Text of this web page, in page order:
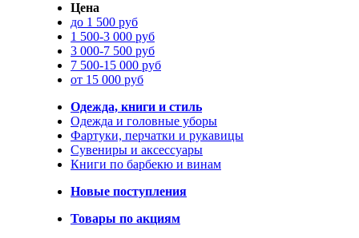
Цена
до 1 500 руб
1 500-3 000 руб
3 000-7 500 руб
7 500-15 000 руб
от 15 000 руб
Одежда, книги и стиль
Одежда и головные уборы
Фартуки, перчатки и рукавицы
Сувениры и аксессуары
Книги по барбекю и винам
Новые поступления
Товары по акциям